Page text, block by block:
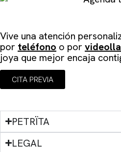
Vive una atención
por teléfono o por
joya que mejor encaja
CITA PREVIA
PETRÏTA
LEGAL